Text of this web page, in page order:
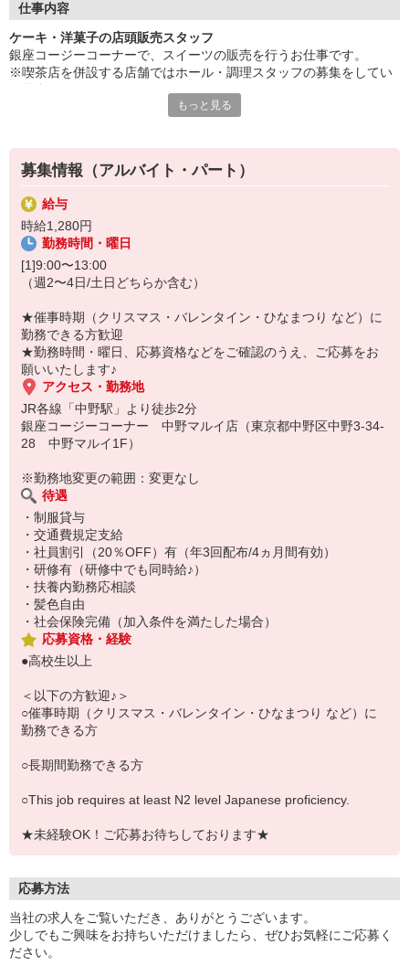
リ！
かわいいケーキやお菓子に囲まれて、気分も自然と明るく働ける
環境です♪
「久しぶりのお仕事、ちょっと不安…」という方も大丈夫◎
仕事内容
ケーキ・洋菓子の店頭販売スタッフ
銀座コージーコーナーで、スイーツの販売を行うお仕事です。
※喫茶店を併設する店舗ではホール・調理スタッフの募集をしてい
ショーケースの商品を整えたり、
焼き菓子を補充するなど、簡単な品出し作業もあります。
そのほか、店内の清掃や備品の補充など、
シンプルで覚えやすい作業も担当していただきます。
難しい作業はありません。
できることからゆっくりお任せしますので、
ブランクのある方や接客未経験の方も安心して始められます。
〈こんな方にオススメ〉
・スイーツや甘いものが好き
・初めてのバイトを安心してスタートさせたい
・学校・部活・サークルと両立したい
・可愛いお店で楽しく働きたい
・同年代の仲間が多い環境が良い
・丁寧に教えてくれる職場が良い
※仕事内容の変更範囲：変更なし
もっと見る
募集情報（アルバイト・パート）
給与
時給1,280円
勤務時間・曜日
[1]9:00〜13:00
（週2〜4日/土日どちらか含む）
★催事時期（クリスマス・バレンタイン・ひなまつり など）に
勤務できる方歓迎
★勤務時間・曜日、応募資格などをご確認のうえ、ご応募をお
願いいたします♪
アクセス・勤務地
JR各線「中野駅」より徒歩2分
銀座コージーコーナー 中野マルイ店（東京都中野区中野3-34-
28 中野マルイ1F）
※勤務地変更の範囲：変更なし
待遇
・制服貸与
・交通費規定支給
・社員割引（20％OFF）有（年3回配布/4ヵ月間有効）
・研修有（研修中でも同時給♪）
・扶養内勤務応相談
・髪色自由
・社会保険完備（加入条件を満たした場合）
応募資格・経験
●高校生以上
＜以下の方歓迎♪＞
○催事時期（クリスマス・バレンタイン・ひなまつり など）に
勤務できる方
○長期間勤務できる方
○This job requires at least N2 level Japanese proficiency.
★未経験OK！ご応募お待ちしております★
応募方法
当社の求人をご覧いただき、ありがとうございます。
少しでもご興味をお持ちいただけましたら、ぜひお気軽にご応募く
ださい。